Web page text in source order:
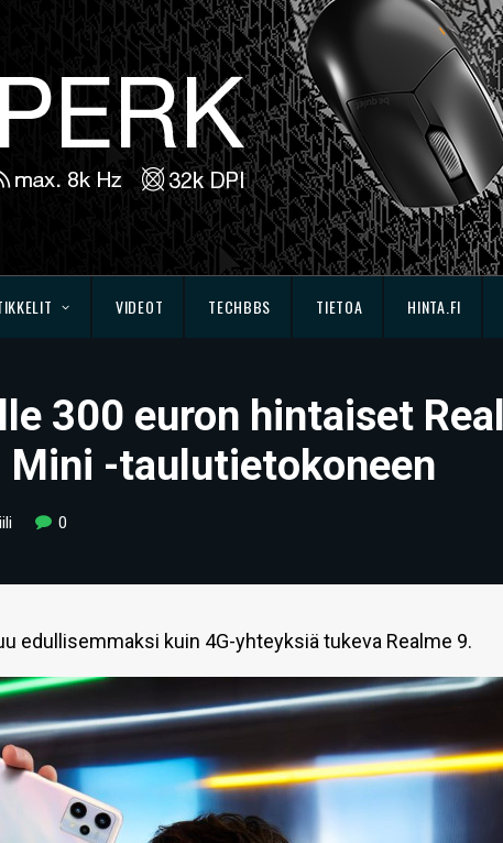
VIDEOT TECHBBS TIETOA HINTA.FI
300 euron hintaiset
Mini -taulutietokoneen
0
edullisemmaksi kuin 4G-yhteyksiä tukeva Realme 9.